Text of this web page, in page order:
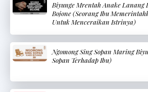
Biyunge Mrentah Anake Lanang
Bojone (Seorang Ibu
Untuk Menceraikan Istrinya)
Ngomong Sing Sopan Maring
Sopan Terhadap Ibu)